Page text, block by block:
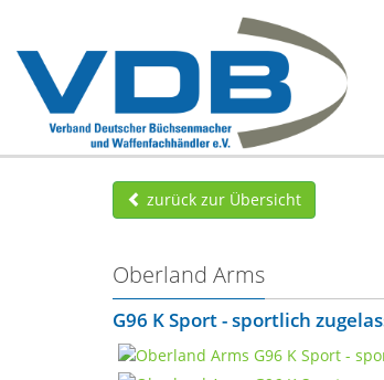
zurück zur Übersicht
Oberland Arms
G96 K Sport - sportlich